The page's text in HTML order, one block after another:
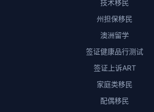
技术移民
州担保移民
澳洲留学
签证健康品行测试
签证上诉ART
家庭类移民
配偶移民